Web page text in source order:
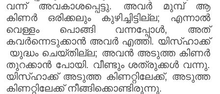
വന്ന് അവകാശപ്പെട്ടു. അവർ മുമ്പ് ആ
കിണർ ഒരിക്കലും കുഴിച്ചിട്ടില്ല; എന്നാൽ
വെള്ളം പൊങ്ങി വന്നപ്പോൾ, അത്
കവർന്നെടുക്കാൻ അവർ എത്തി. യിസ്ഹാക്ക്
യുദ്ധം ചെയ്തില്ല; അവൻ അടുത്ത കിണർ
തുറക്കാൻ പോയി. വീണ്ടും ശത്രുക്കൾ വന്നു.
യിസ്ഹാക്ക് അടുത്ത കിണറ്റിലേക്ക്, അടുത്ത
കിണറ്റിലേക്ക് നീങ്ങിക്കൊണ്ടിരുന്നു.